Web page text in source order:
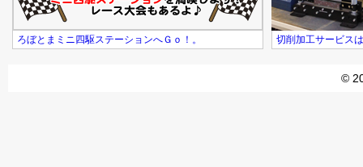
ろぼとまミニ四駆ステーションへＧｏ！。 切削加工サービス
©